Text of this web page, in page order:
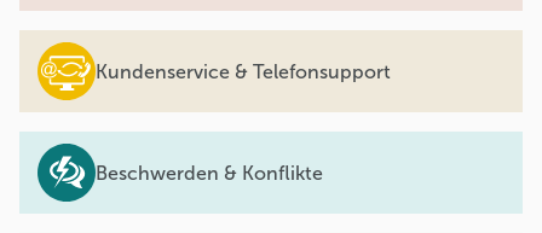
Kundenservice & Telefonsupport
Beschwerden & Konflikte